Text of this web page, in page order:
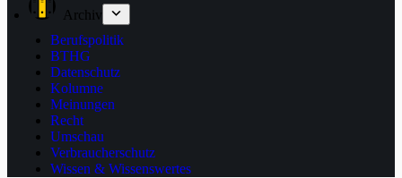
Archiv
Berufspolitik
BTHG
Datenschutz
Kolumne
Meinungen
Recht
Umschau
Verbraucherschutz
Wissen & Wissenswertes